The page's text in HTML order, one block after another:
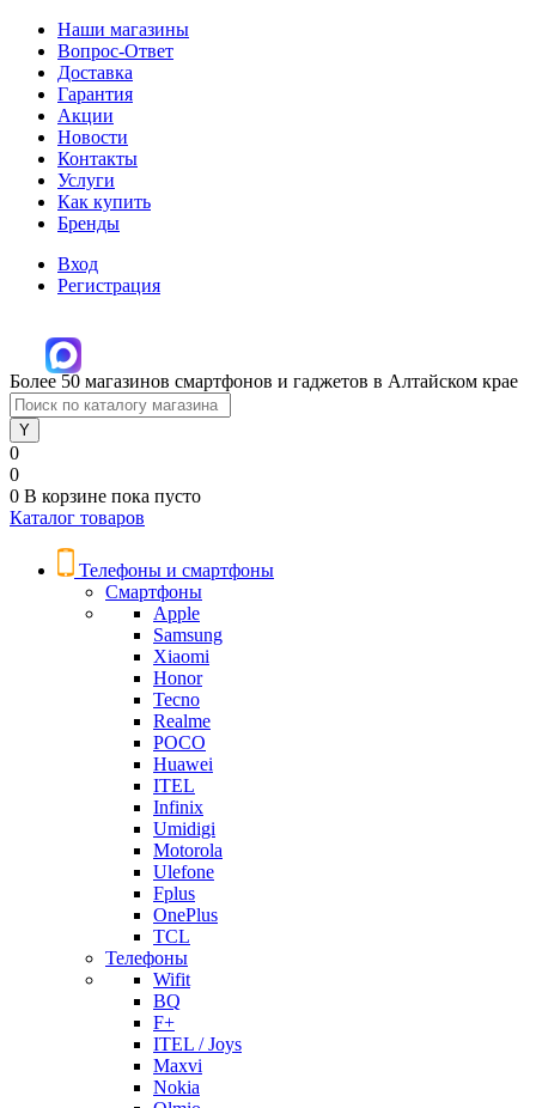
Наши магазины
Вопрос-Ответ
Доставка
Гарантия
Акции
Новости
Контакты
Услуги
Как купить
Бренды
Вход
Регистрация
Более 50 магазинов смартфонов и гаджетов в Алтайском крае
0
0
0 В корзине пока пусто
Каталог товаров
Телефоны и смартфоны
Смартфоны
Apple
Samsung
Xiaomi
Honor
Tecno
Realme
POCO
Huawei
ITEL
Infinix
Umidigi
Motorola
Ulefone
Fplus
OnePlus
TCL
Телефоны
Wifit
BQ
F+
ITEL / Joys
Maxvi
Nokia